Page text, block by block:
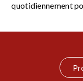
quotidiennement